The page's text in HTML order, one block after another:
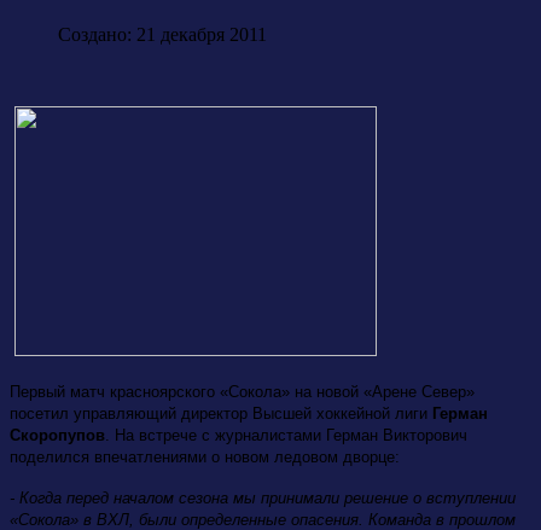
Создано: 21 декабря 2011
Первый матч красноярского «Сокола» на новой «Арене Север»
посетил управляющий директор Высшей хоккейной лиги Герман
Скоропупов . На встрече с журналистами Герман Викторович
поделился впечатлениями о новом ледовом дворце:
- Когда перед началом сезона мы принимали решение о вступлении
«Сокола» в ВХЛ, были определенные опасения. Команда в прошлом